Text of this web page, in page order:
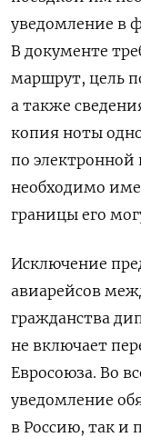
уведомление в
В документе
маршрут, цель
а также
копия ноты
по
необходимо
границы его
Исключение
авиарейсов
гражданства
не включает
Евросоюза. Во
уведомление
в Россию, так и